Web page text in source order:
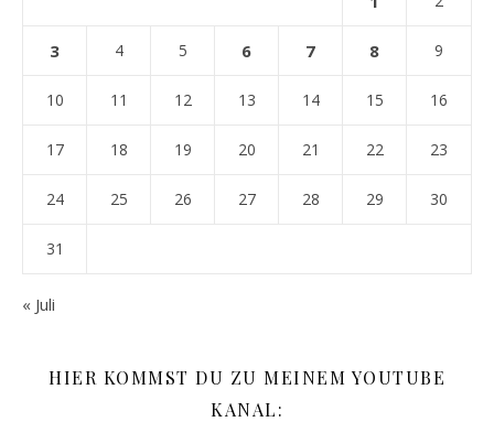
3 4 5 6 7 8 9
10 11 12 13 14 15 16
17 18 19 20 21 22 23
24 25 26 27 28 29 30
31
« Juli
HIER KOMMST DU ZU MEINEM YOUTUBE
KANAL: